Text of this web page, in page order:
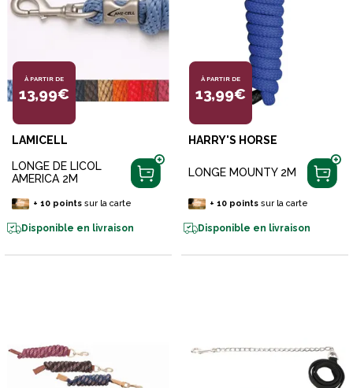
À PARTIR DE
13,99€
LAMICELL
LONGE DE LICOL
AMERICA 2M
+ 10pointssur la carte
Disponible en livraison
À PARTIR DE
13,99€
HARRY'S HORSE
LONGE MOUNTY 2M
+ 10pointssur la carte
Disponible en livraison